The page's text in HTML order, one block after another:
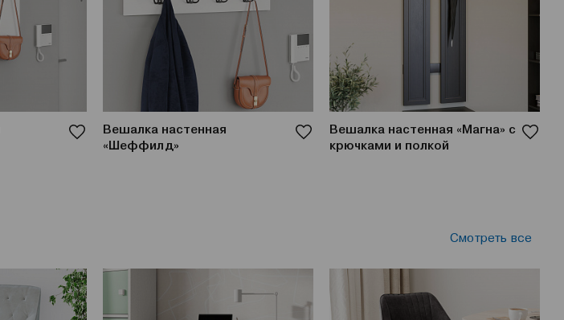
Вешалка настенная
«Шеффилд»
Вешалка настенная «Магна» с
крючками и полкой
Смотреть все